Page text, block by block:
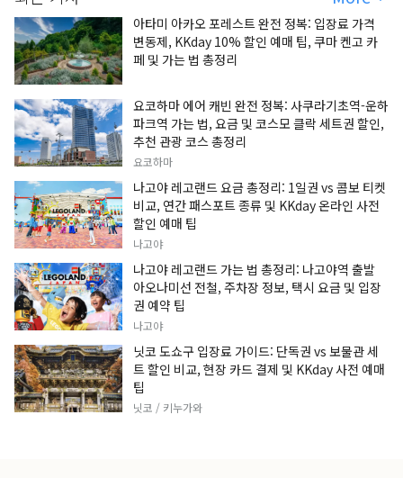
아타미 아카오 포레스트 완전 정복: 입장료 가격
변동제, KKday 10% 할인 예매 팁, 쿠마 켄고 카
페 및 가는 법 총정리
요코하마 에어 캐빈 완전 정복: 사쿠라기초역-운하
파크역 가는 법, 요금 및 코스모 클락 세트권 할인,
추천 관광 코스 총정리
요코하마
나고야 레고랜드 요금 총정리: 1일권 vs 콤보 티켓
비교, 연간 패스포트 종류 및 KKday 온라인 사전
할인 예매 팁
나고야
나고야 레고랜드 가는 법 총정리: 나고야역 출발
아오나미선 전철, 주차장 정보, 택시 요금 및 입장
권 예약 팁
나고야
닛코 도쇼구 입장료 가이드: 단독권 vs 보물관 세
트 할인 비교, 현장 카드 결제 및 KKday 사전 예매
팁
닛코 / 키누가와